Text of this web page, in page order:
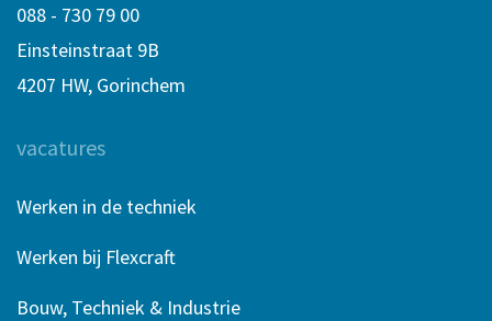
088 - 730 79 00
Einsteinstraat 9B
4207 HW, Gorinchem
vacatures
Werken in de techniek
Werken bij Flexcraft
Bouw, Techniek & Industrie